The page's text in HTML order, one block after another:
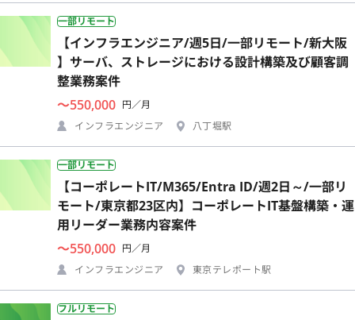
一部リモート
【インフラエンジニア/週5日/一部リモート/新大阪
】サーバ、ストレージにおける設計構築及び顧客調
整業務案件
〜550,000 円／月
インフラエンジニア
八丁堀駅
一部リモート
【コーポレートIT/M365/Entra ID/週2日～/一部リ
モート/東京都23区内】コーポレートIT基盤構築・運
用リーダー業務内容案件
〜550,000 円／月
インフラエンジニア
東京テレポート駅
フルリモート